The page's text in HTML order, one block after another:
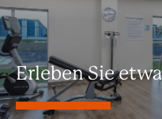
Erleben Sie